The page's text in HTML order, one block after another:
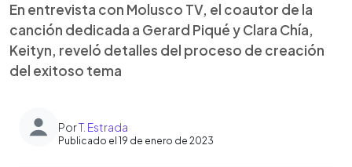
En entrevista con Molusco TV, el coautor de la
canción dedicada a Gerard Piqué y Clara Chía,
Keityn, reveló detalles del proceso de creación
del exitoso tema
PorT. Estrada
Publicado el 19 de enero de 2023